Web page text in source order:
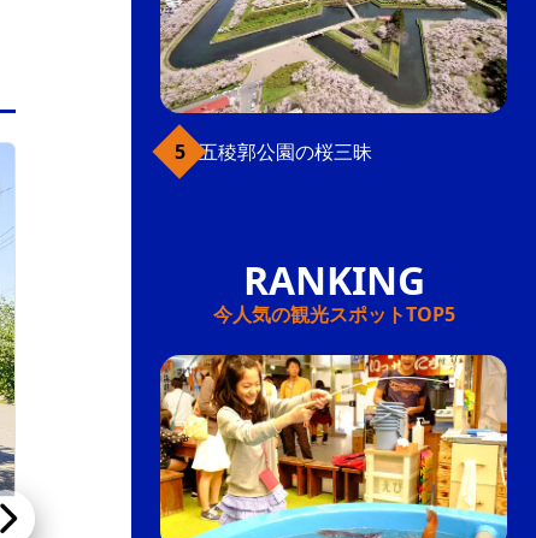
元町・函館山 五稜郭公園の桜三昧
今人気の観光スポットTOP5